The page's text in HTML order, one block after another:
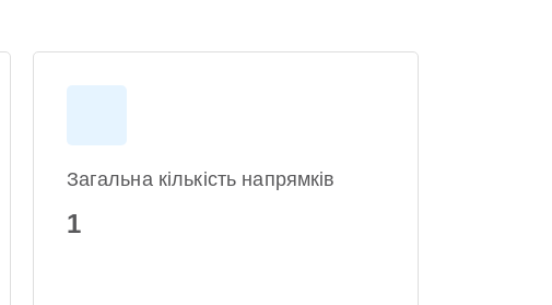
Загальна кількість напрямків
1